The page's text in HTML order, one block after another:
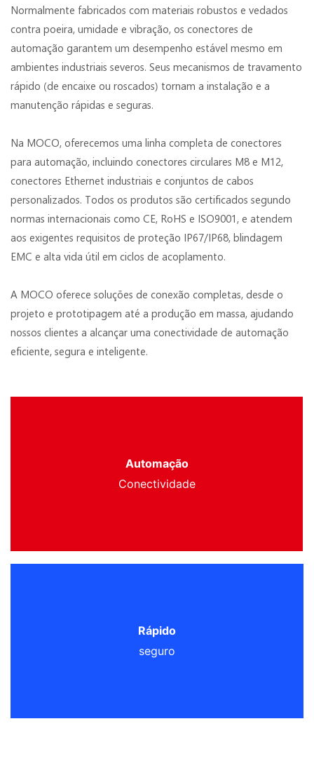
Normalmente fabricados com materiais robustos e vedados
contra poeira, umidade e vibração, os conectores de
automação garantem um desempenho estável mesmo em
ambientes industriais severos. Seus mecanismos de travamento
rápido (de encaixe ou roscados) tornam a instalação e a
manutenção rápidas e seguras.
Na MOCO, oferecemos uma linha completa de conectores
para automação, incluindo conectores circulares M8 e M12,
conectores Ethernet industriais e conjuntos de cabos
personalizados. Todos os produtos são certificados segundo
normas internacionais como CE, RoHS e ISO9001, e atendem
aos exigentes requisitos de proteção IP67/IP68, blindagem
EMC e alta vida útil em ciclos de acoplamento.
A MOCO oferece soluções de conexão completas, desde o
projeto e prototipagem até a produção em massa, ajudando
nossos clientes a alcançar uma conectividade de automação
eficiente, segura e inteligente.
Automação
Conectividade
Rápido
seguro